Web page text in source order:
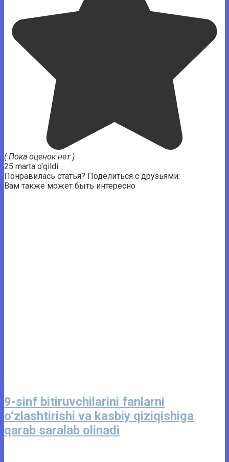
( Пока оценок нет )
25 marta o'qildi
Понравилась статья? Поделиться с друзьями:
Вам также может быть интересно
9-sinf bitiruvchilarini fanlarni
o‘zlashtirishi va kasbiy qiziqishiga
qarab saralab olinadi